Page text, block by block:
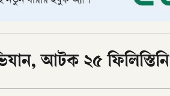
আটক ২৫ ফিলিস্তিনি